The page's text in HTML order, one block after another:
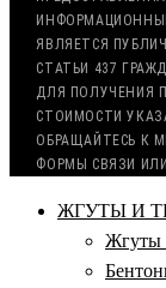
ЯВЛЯЕТСЯ
СТАТЬИ 437
ДЛЯ ПОЛУЧЕНИЯ
СТОИМОСТИ
ОБРАЩАЙТЕСЬ К
ФОРМЫ СВЯЗИ
ЖГУТЫ И
Жгуты